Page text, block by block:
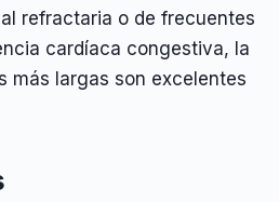
refractaria o de frecuentes
cardíaca congestiva, la
más largas son excelentes